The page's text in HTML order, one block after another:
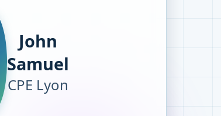
John
Samuel
CPE Lyon